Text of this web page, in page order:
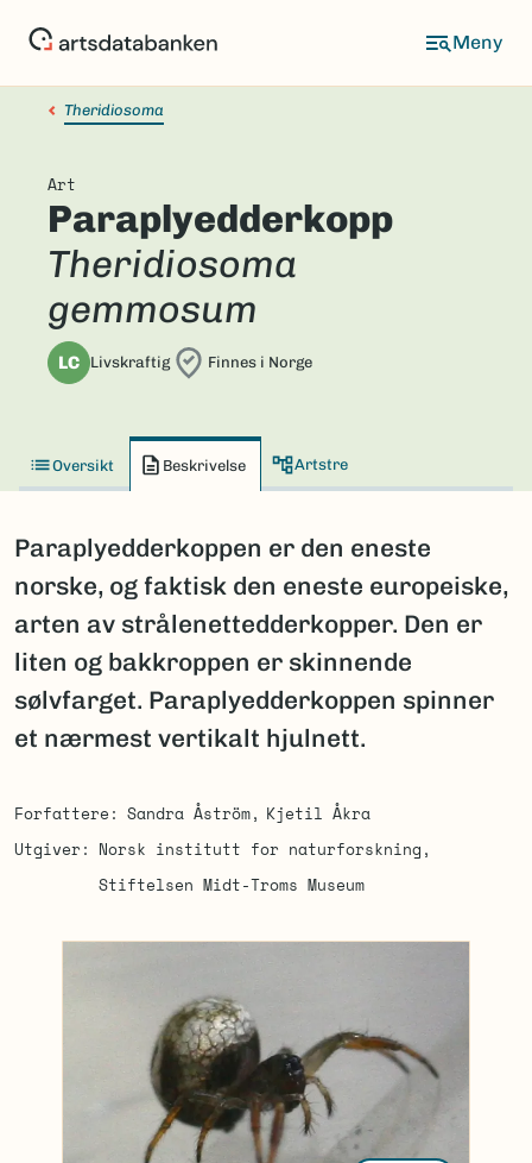
Theridiosoma
Art
Paraplyedderkopp
Theridiosoma
gemmosum
LC Livskraftig Finnes i Norge
Oversikt Beskrivelse Artstre
Paraplyedderkoppen er den eneste
norske, og faktisk den eneste europeiske,
arten av strålenettedderkopper. Den er
liten og bakkroppen er skinnende
sølvfarget. Paraplyedderkoppen spinner
et nærmest vertikalt hjulnett.
Forfattere Sandra Åström
Kjetil Åkra
Utgiver
Norsk institutt for naturforskning
Stiftelsen Midt-Troms Museum